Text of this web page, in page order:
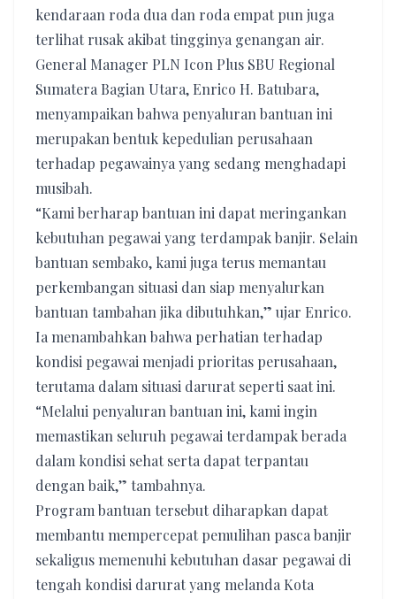
kendaraan roda dua dan roda empat pun juga
terlihat rusak akibat tingginya genangan air.
General Manager PLN Icon Plus SBU Regional
Sumatera Bagian Utara, Enrico H. Batubara,
menyampaikan bahwa penyaluran bantuan ini
merupakan bentuk kepedulian perusahaan
terhadap pegawainya yang sedang menghadapi
musibah.
“Kami berharap bantuan ini dapat meringankan
kebutuhan pegawai yang terdampak banjir. Selain
bantuan sembako, kami juga terus memantau
perkembangan situasi dan siap menyalurkan
bantuan tambahan jika dibutuhkan,” ujar Enrico.
Ia menambahkan bahwa perhatian terhadap
kondisi pegawai menjadi prioritas perusahaan,
terutama dalam situasi darurat seperti saat ini.
“Melalui penyaluran bantuan ini, kami ingin
memastikan seluruh pegawai terdampak berada
dalam kondisi sehat serta dapat terpantau
dengan baik,” tambahnya.
Program bantuan tersebut diharapkan dapat
membantu mempercepat pemulihan pasca banjir
sekaligus memenuhi kebutuhan dasar pegawai di
tengah kondisi darurat yang melanda Kota